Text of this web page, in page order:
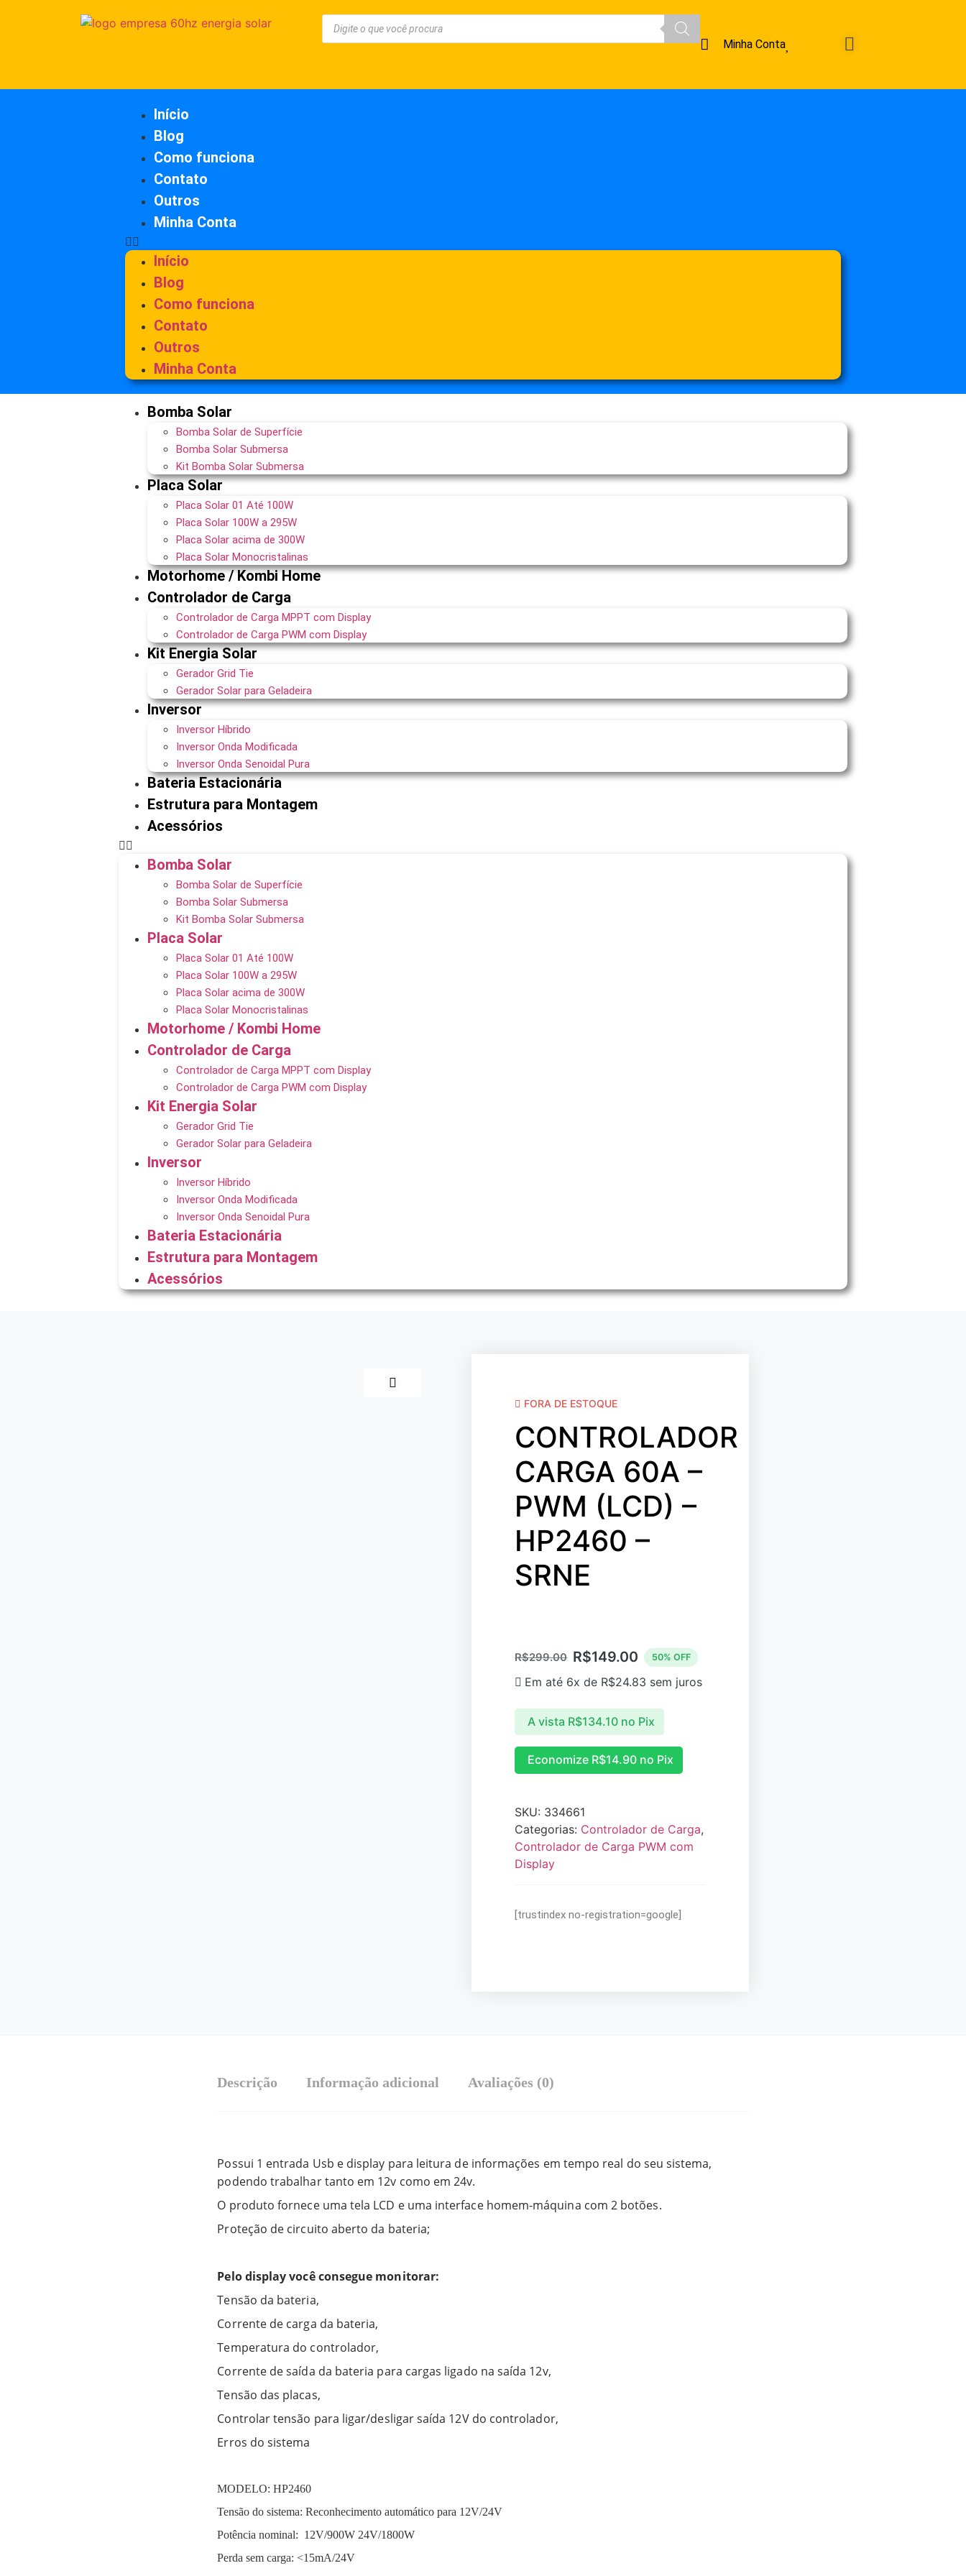
Minha Conta
Início
Blog
Como funciona
Contato
Outros
Minha Conta
Início
Blog
Como funciona
Contato
Outros
Minha Conta
Bomba Solar
Bomba Solar de Superfície
Bomba Solar Submersa
Kit Bomba Solar Submersa
Placa Solar
Placa Solar 01 Até 100W
Placa Solar 100W a 295W
Placa Solar acima de 300W
Placa Solar Monocristalinas
Motorhome / Kombi Home
Controlador de Carga
Controlador de Carga MPPT com Display
Controlador de Carga PWM com Display
Kit Energia Solar
Gerador Grid Tie
Gerador Solar para Geladeira
Inversor
Inversor Híbrido
Inversor Onda Modificada
Inversor Onda Senoidal Pura
Bateria Estacionária
Estrutura para Montagem
Acessórios
Bomba Solar
Bomba Solar de Superfície
Bomba Solar Submersa
Kit Bomba Solar Submersa
Placa Solar
Placa Solar 01 Até 100W
Placa Solar 100W a 295W
Placa Solar acima de 300W
Placa Solar Monocristalinas
Motorhome / Kombi Home
Controlador de Carga
Controlador de Carga MPPT com Display
Controlador de Carga PWM com Display
Kit Energia Solar
Gerador Grid Tie
Gerador Solar para Geladeira
Inversor
Inversor Híbrido
Inversor Onda Modificada
Inversor Onda Senoidal Pura
Bateria Estacionária
Estrutura para Montagem
Acessórios
FORA DE ESTOQUE
CONTROLADOR
CARGA 60A –
PWM (LCD) –
HP2460 –
SRNE
R$299.00 R$149.00 50% OFF
Em até 6x de R$24.83 sem juros
A vista R$134.10 no Pix
Economize R$14.90no Pix
SKU: 334661
Categorias: Controlador de Carga,
Controlador de Carga PWM com
Display
[trustindex no-registration=google]
Descrição Informação adicional Avaliações (0)
Possui 1 entrada Usb e display para leitura de informações em tempo real do seu sistema,
podendo trabalhar tanto em 12v como em 24v.
O produto fornece uma tela LCD e uma interface homem-máquina com 2 botões.
Proteção de circuito aberto da bateria;
Pelo display você consegue monitorar:
Tensão da bateria,
Corrente de carga da bateria,
Temperatura do controlador,
Corrente de saída da bateria para cargas ligado na saída 12v,
Tensão das placas,
Controlar tensão para ligar/desligar saída 12V do controlador,
Erros do sistema
MODELO: HP2460
Tensão do sistema: Reconhecimento automático para 12V/24V
Potência nominal: 12V/900W 24V/1800W
Perda sem carga: <15mA/24V